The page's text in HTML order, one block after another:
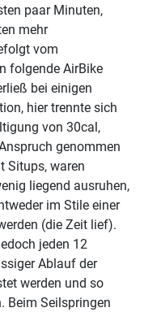
paar Minuten,
mehr
vom
folgende AirBike
bei einigen
hier trennte sich
von 30cal,
genommen
Situps, waren
liegend ausruhen,
im Stile einer
(die Zeit lief).
jeden 12
Ablauf der
werden und so
Beim Seilspringen